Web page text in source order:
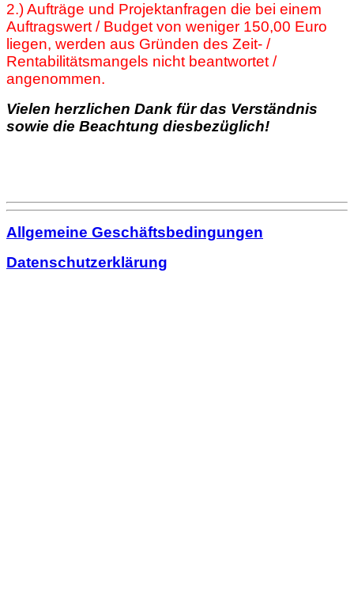
2.) Aufträge und Projektanfragen die bei einem
Auftragswert / Budget von weniger 150,00 Euro
liegen, werden aus Gründen des Zeit- /
Rentabilitätsmangels nicht beantwortet /
angenommen.
Vielen herzlichen Dank für das Verständnis
sowie die Beachtung diesbezüglich!
Allgemeine Geschäftsbedingungen
Datenschutzerklärung